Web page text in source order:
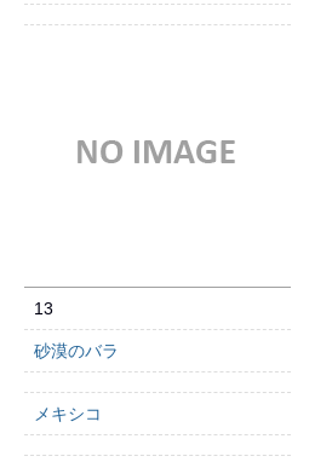
13
砂漠のバラ
メキシコ